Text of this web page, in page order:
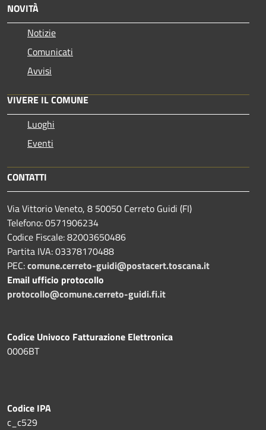
NOVITÀ
Notizie
Comunicati
Avvisi
VIVERE IL COMUNE
Luoghi
Eventi
CONTATTI
Via Vittorio Veneto, 8 50050 Cerreto Guidi (FI)
Telefono: 0571906234
Codice Fiscale: 82003650486
Partita IVA: 03378170488
PEC:comune.cerreto-guidi@postacert.toscana.it
Email ufficio protocollo
protocollo@comune.cerreto-guidi.fi.it
Codice Univoco Fatturazione Elettronica
0006BT
Codice IPA
c_c529